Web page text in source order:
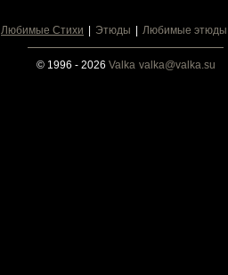
Любимые Стихи Этюды Любимые этюды
© 1996 - 2026 Valka valka@valka.su